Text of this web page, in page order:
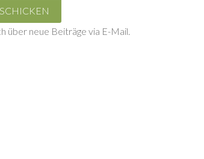
über neue Beiträge via E-Mail.